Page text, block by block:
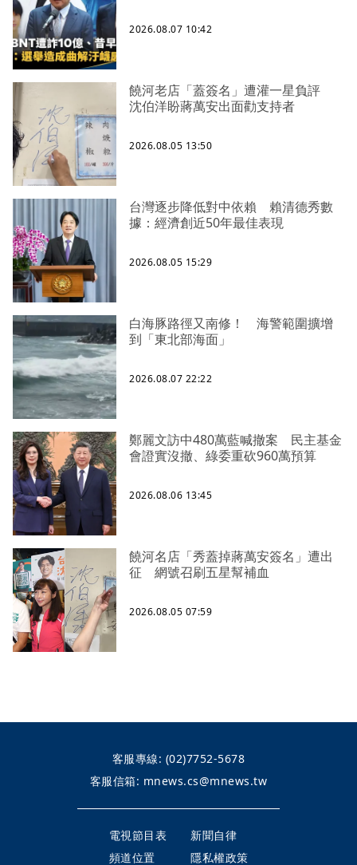
2026.08.07 10:42
饒河老店「蓋簽名」遭灌一星負評
沈伯洋盼蔣萬安出面勸支持者
2026.08.05 13:50
台灣逐步降低對中依賴 賴清德秀數
據：經濟創近50年最佳表現
2026.08.05 15:29
白海豚路徑又南修！ 海警範圍擴增
到「東北部海面」
2026.08.07 22:22
鄭麗文訪中480萬藍喊撤案 民主基金
會證實沒撤、綠委重砍960萬預算
2026.08.06 13:45
饒河名店「秀蓋掉蔣萬安簽名」遭出
征 網號召刷五星幫補血
2026.08.05 07:59
客服專線: (02)7752-5678
客服信箱: mnews.cs@mnews.tw
電視節目表
新聞自律
頻道位置
隱私權政策